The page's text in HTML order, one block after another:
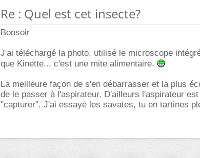
Re : Quel est cet insecte?
Bonsoir
J'ai téléchargé la photo, utilisé le microscope
que Kinette... c'est une mite alimentaire.
La meilleure façon de s'en débarrasser et la plus
de le passer à l'aspirateur. D'ailleurs l'aspirateur
"capturer". J'ai essayé les savates, tu en tartines